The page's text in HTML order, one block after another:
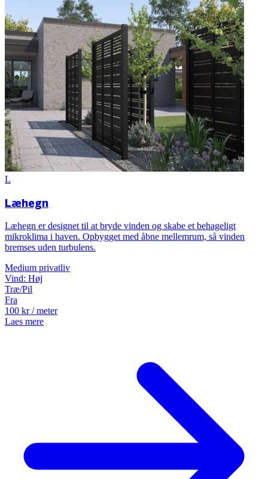
L
Læhegn
Læhegn er designet til at bryde vinden og skabe et behageligt
mikroklima i haven. Opbygget med åbne mellemrum, så vinden
bremses uden turbulens.
Medium privatliv
Vind: Høj
Træ/Pil
Fra
100 kr/ meter
Laes mere